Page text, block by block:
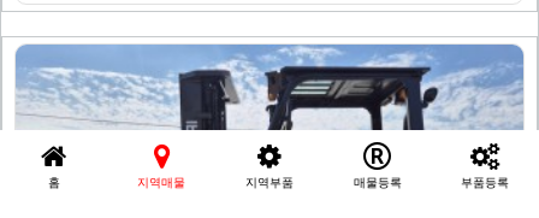
홈 지역매물 지역부품 매물등록 부품등록